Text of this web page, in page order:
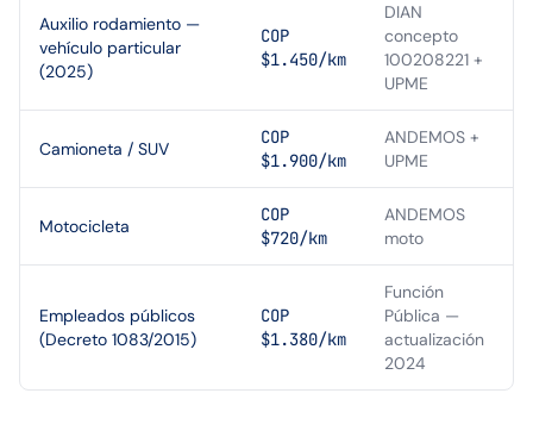
Auxilio rodamiento —
vehículo particular
(2025)
COP
$1.450/km
DIAN
concepto
100208221 +
UPME
Camioneta / SUV
COP
$1.900/km
ANDEMOS +
UPME
Motocicleta
COP
$720/km
ANDEMOS
moto
Empleados públicos
(Decreto 1083/2015)
COP
$1.380/km
Función
Pública —
actualización
2024